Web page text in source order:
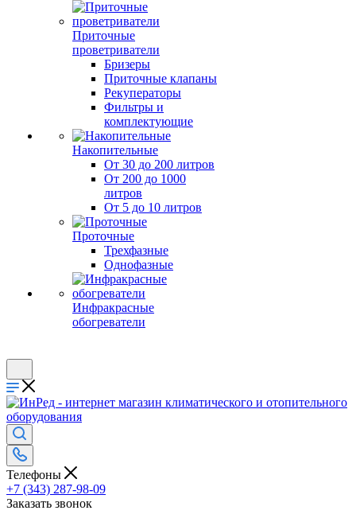
Приточные
проветриватели
Бризеры
Приточные клапаны
Рекуператоры
Фильтры и
комплектующие
Накопительные
От 30 до 200 литров
От 200 до 1000
литров
От 5 до 10 литров
Проточные
Трехфазные
Однофазные
Инфракрасные
обогреватели
Телефоны
+7 (343) 287-98-09
Заказать звонок